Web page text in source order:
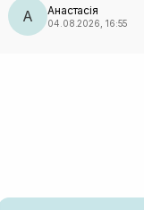
А Анастасія
04.08.2026, 16:55